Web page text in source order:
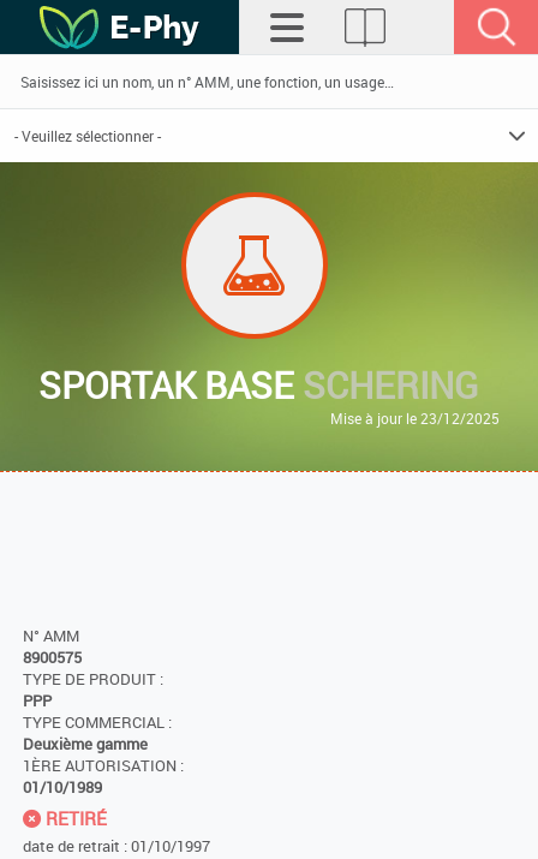
SPORTAK BASESCHERING
Mise à jour le 23/12/2025
N° AMM
8900575
TYPE DE PRODUIT :
PPP
TYPE COMMERCIAL :
Deuxième gamme
1ÈRE AUTORISATION :
01/10/1989
RETIRÉ
date de retrait : 01/10/1997